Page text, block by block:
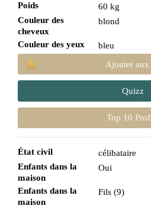
Poids
60 kg
Couleur des
cheveux
blond
Couleur des yeux
bleu
Ajouter
Quizz
Top 10
État civil
célibataire
Enfants dans la
maison
Oui
Enfants dans la
maison
Fils (9)